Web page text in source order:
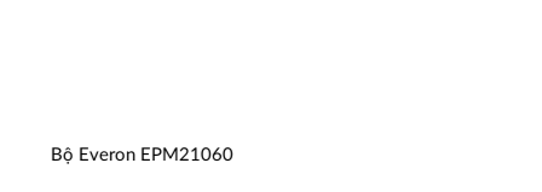
Bộ Everon EPM21060